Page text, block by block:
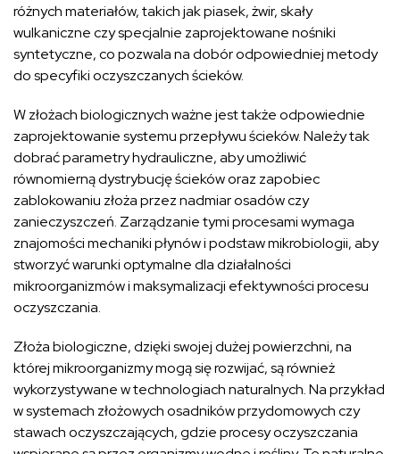
różnych materiałów, takich jak piasek, żwir, skały
wulkaniczne czy specjalnie zaprojektowane nośniki
syntetyczne, co pozwala na dobór odpowiedniej metody
do specyfiki oczyszczanych ścieków.
W złożach biologicznych ważne jest także odpowiednie
zaprojektowanie systemu przepływu ścieków. Należy tak
dobrać parametry hydrauliczne, aby umożliwić
równomierną dystrybucję ścieków oraz zapobiec
zablokowaniu złoża przez nadmiar osadów czy
zanieczyszczeń. Zarządzanie tymi procesami wymaga
znajomości mechaniki płynów i podstaw mikrobiologii, aby
stworzyć warunki optymalne dla działalności
mikroorganizmów i maksymalizacji efektywności procesu
oczyszczania.
Złoża biologiczne, dzięki swojej dużej powierzchni, na
której mikroorganizmy mogą się rozwijać, są również
wykorzystywane w technologiach naturalnych. Na przykład
w systemach złożowych osadników przydomowych czy
stawach oczyszczających, gdzie procesy oczyszczania